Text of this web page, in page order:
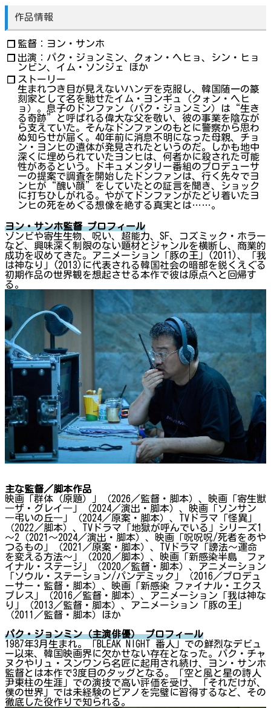
作品情報
❐ 監督：ヨン・サンホ
❐ 出演：パク・ジョンミン、クォン・ヘヒョ、シン・ヒョ
ンビン、イム・ソンジェ ほか
❐ ストーリー
生まれつき目が見えないハンデを克服し、韓国随一の篆
刻家として名を馳せたイム・ヨンギュ（クォン・ヘヒ
ョ）。息子のドンファン（パク・ジョンミン）は“生き
る奇跡”と呼ばれる偉大な父を敬い、彼の事業を陰なが
ら支えていた。そんなドンファンのもとに警察から思わ
ぬ知らせが届く。40年前に消息不明になった母親、チョ
ン・ヨンヒの遺体が発見されたというのだ。しかも地中
深くに埋められていたヨンヒは、何者かに殺された可能
性があるという。ドキュメンタリー番組のプロデューサ
ーの提案で調査を開始したドンファンは、行く先々でヨ
ンヒが“醜い顔”をしていたとの証言を聞き、ショック
に打ちひしがれる。やがてドンファンがたどり着いたヨ
ンヒの死をめぐる想像を絶する真実とは……。
ヨン・サンホ監督 プロフィール
ゾンビや寄生生物、呪い、超能力、SF、コズミック・ホラー
など、興味深く制限のない題材とジャンルを横断し、商業的
成功を収めてきた。アニメーション「豚の王」(2011)、「我
は神なり」(2013)に代表される韓国社会の暗部を鋭くえぐる
初期作品の世界観を想起させる本作で彼は原点へと回帰す
る。
主な監督／脚本作品
映画「群体（原題）」（2026／監督・脚本）、映画「寄生獣
―ザ・グレイ―」（2024／演出・脚本）、映画「ソンサン
―弔いの丘―」（2024／原案・脚本）、TVドラマ「怪異」
（2022／脚本）、TVドラマ「地獄が呼んでいる」シリーズ1
～2（2021～2024／演出・脚本）、映画「呪呪呪/死者をあや
つるもの」（2021／原案・脚本）、TVドラマ「謗法～運命
を変える方法～」（2020／脚本）、映画「新感染半島 ファ
イナル・ステージ」（2020／監督・脚本）、アニメーション
「ソウル・ステーション/パンデミック」（2016／プロデュ
ーサー・監督・脚本）、映画「新感染 ファイナル・エクス
プレス」（2016／監督・脚本）、アニメーション「我は神な
り」（2013／監督・脚本）、アニメーション「豚の王」
（2011／監督・脚本）ほか
パク・ジョンミン（主演俳優） プロフィール
1987年3月生まれ。「BLEAK NIGHT 番人」での鮮烈なデビュ
ー以来、韓国映画界に欠かせない存在となった。パク・チャ
ヌクやリュ・スンワンら名匠に起用され続け、ヨン・サンホ
監督とは本作で3度目のタッグとなる。「空と風と星の詩人
尹東柱の生涯」での演技で高い評価を受け、「それだけが、
僕の世界」では未経験のピアノを完璧に習得するなど、その
徹底した役作りで知られる。